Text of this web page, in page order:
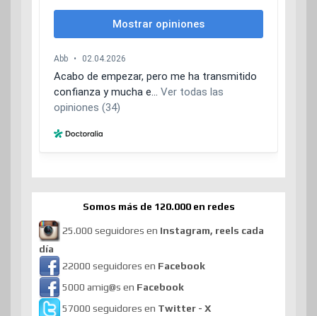
Somos más de 120.000 en redes
25.000 seguidores en Instagram, reels cada
día
22000 seguidores en Facebook
5000 amig@s en Facebook
57000 seguidores en Twitter - X